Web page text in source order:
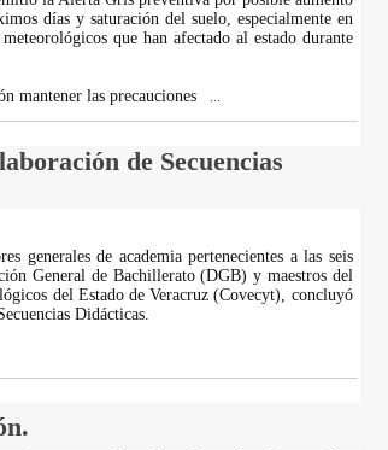
días y saturación del suelo, especialmente en
que han afectado al estado durante
mantener las precauciones
de Secuencias
generales de academia pertenecientes a las seis
General de Bachillerato (DGB) y maestros del
del Estado de Veracruz (Covecyt), concluyó
Didácticas.